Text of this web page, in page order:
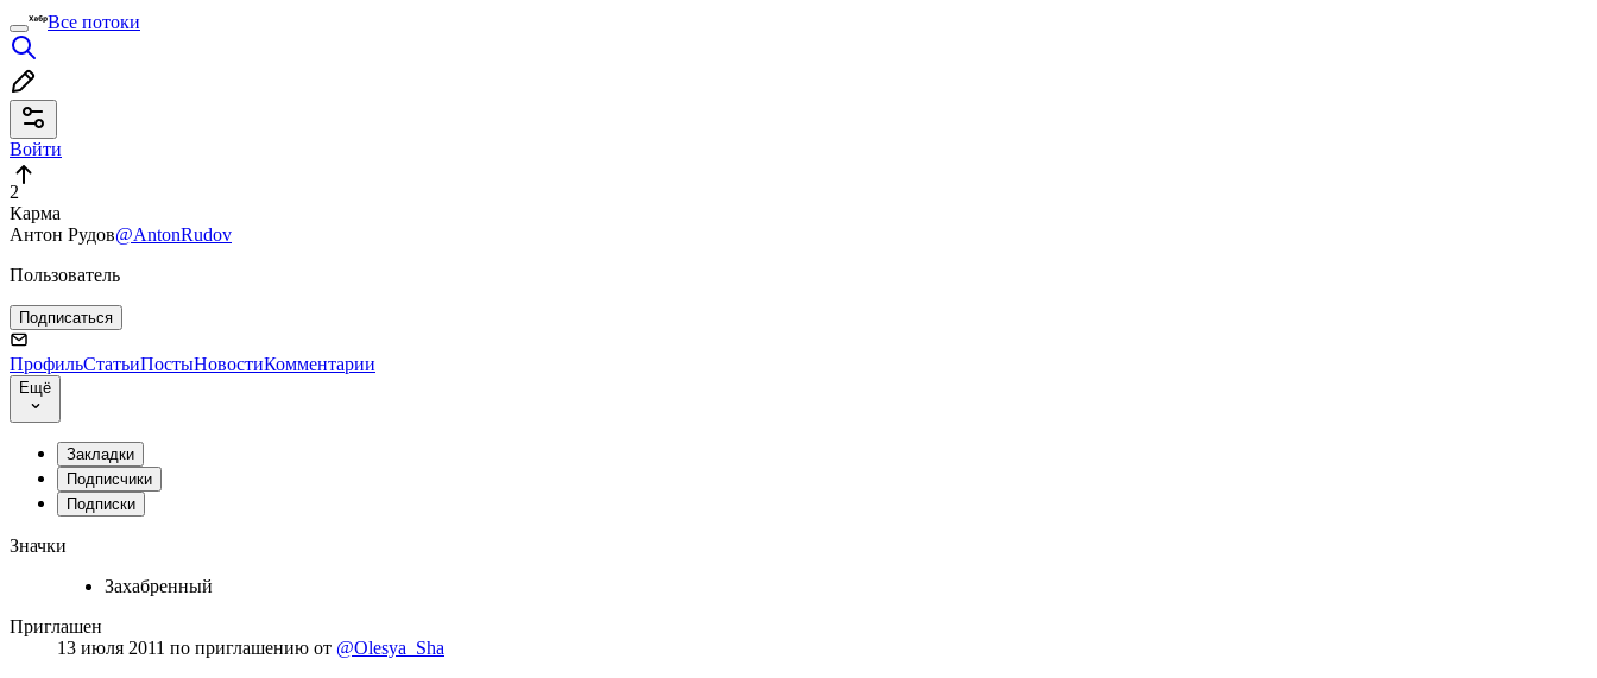
Все потоки
Войти
2
Карма
Антон Рудов@AntonRudov
Пользователь
Подписаться
ПрофильСтатьиПостыНовостиКомментарии
Ещё
Закладки
Подписчики
Подписки
Значки
Захабренный
Приглашен
13 июля 2011 по приглашению от @Olesya_Sha